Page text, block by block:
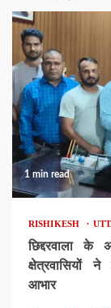
1 min read
RISHIKESH
छिद्दरवाला
क्षेत्रवासियों
आभार